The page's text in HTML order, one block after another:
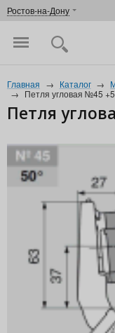
Ростов-на-Дону
Главная → Каталог →
→ Петля угловая №45
Петля